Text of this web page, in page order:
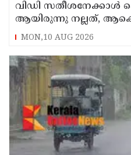
വിഡി
ആയിരുന്നു നല്ലത്,
കോണ്‍ഗ്രസിനകത്തും
MON,10 AUG 2026